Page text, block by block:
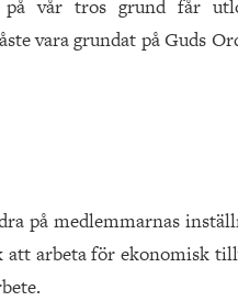
på vår tros grund får
vara grundat på Guds
på medlemmarnas
att arbeta för ekonomisk